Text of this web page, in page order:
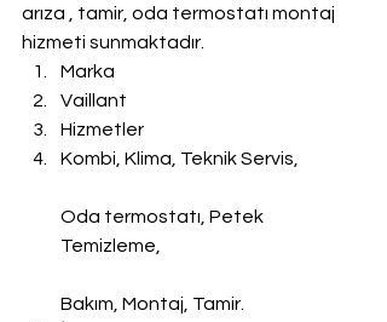
arıza , tamir, oda termostatı montaj
hizmeti sunmaktadır.
Marka
Vaillant
Hizmetler
Kombi, Klima, Teknik Servis,
Oda termostatı, Petek
Temizleme,
Bakım, Montaj, Tamir.